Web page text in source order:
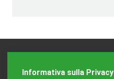
Informativa sulla Privacy